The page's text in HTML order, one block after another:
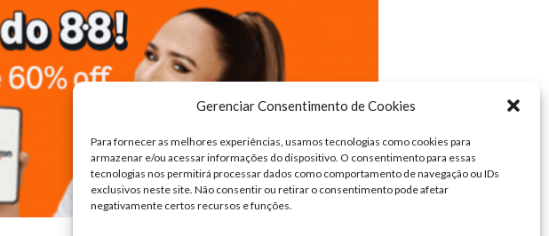
Gerenciar Consentimento de Cookies
Para fornecer as melhores experiências, usamos tecnologias como cookies para
armazenar e/ou acessar informações do dispositivo. O consentimento para essas
tecnologias nos permitirá processar dados como comportamento de navegação ou IDs
exclusivos neste site. Não consentir ou retirar o consentimento pode afetar
negativamente certos recursos e funções.